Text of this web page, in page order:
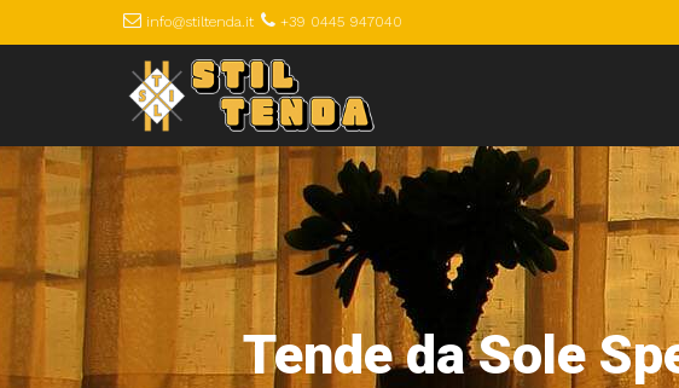
info@stiltenda.it +39 0445 947040
Tende da Sole